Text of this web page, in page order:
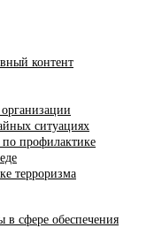
контент
ситуациях
профилактике
терроризма
в сфере обеспечения